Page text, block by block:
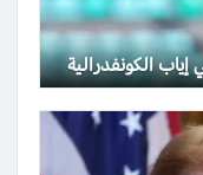
الكونفدرالية